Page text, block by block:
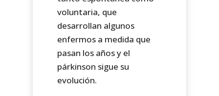
voluntaria, que
desarrollan algunos
enfermos a medida que
pasan los años y el
párkinson sigue su
evolución.